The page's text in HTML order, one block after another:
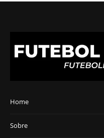
Home
Sobre